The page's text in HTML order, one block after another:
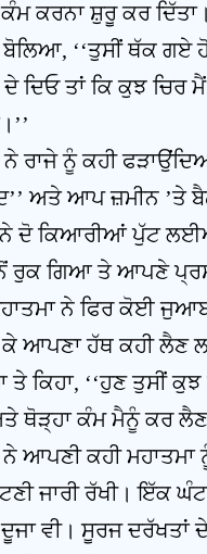
ਕਰਨਾ ਸ਼ੁਰੂ ਕਰ ਦਿੱਤਾ।
ਬੋਲਿਆ, ‘‘ਤੁਸੀਂ ਥੱਕ
ਦਿਓ ਤਾਂ ਕਿ ਕੁਝ ਚਿਰ
ਨੇ ਰਾਜੇ ਨੂੰ ਕਹੀ
ਅਤੇ ਆਪ ਜ਼ਮੀਨ ’ਤੇ
ਦੋ ਕਿਆਰੀਆਂ ਪੁੱਟ
ਰੁਕ ਗਿਆ ਤੇ ਆਪਣੇ
ਨੇ ਫਿਰ ਕੋਈ ਜੁਆਬ
ਕੇ ਆਪਣਾ ਹੱਥ ਕਹੀ ਲੈਣ
ਕਿਹਾ, ‘‘ਹੁਣ ਤੁਸੀਂ
ਥੋੜ੍ਹਾ ਕੰਮ ਮੈਨੂੰ ਕਰ ਲੈਣ
ਨੇ ਆਪਣੀ ਕਹੀ ਮਹਾਤਮਾ
ਜਾਰੀ ਰੱਖੀ। ਇੱਕ
ਵੀ। ਸੂਰਜ ਦਰੱਖਤਾਂ